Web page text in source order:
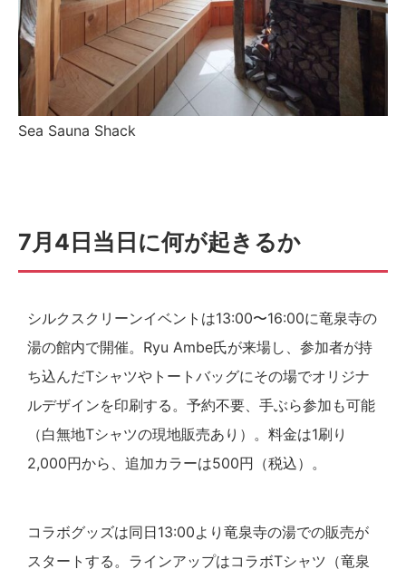
Sea Sauna Shack
7月4日当日に何が起きるか
シルクスクリーンイベントは13:00〜16:00に竜泉寺の
湯の館内で開催。Ryu Ambe氏が来場し、参加者が持
ち込んだTシャツやトートバッグにその場でオリジナ
ルデザインを印刷する。予約不要、手ぶら参加も可能
（白無地Tシャツの現地販売あり）。料金は1刷り
2,000円から、追加カラーは500円（税込）。
コラボグッズは同日13:00より竜泉寺の湯での販売が
スタートする。ラインアップはコラボTシャツ（竜泉